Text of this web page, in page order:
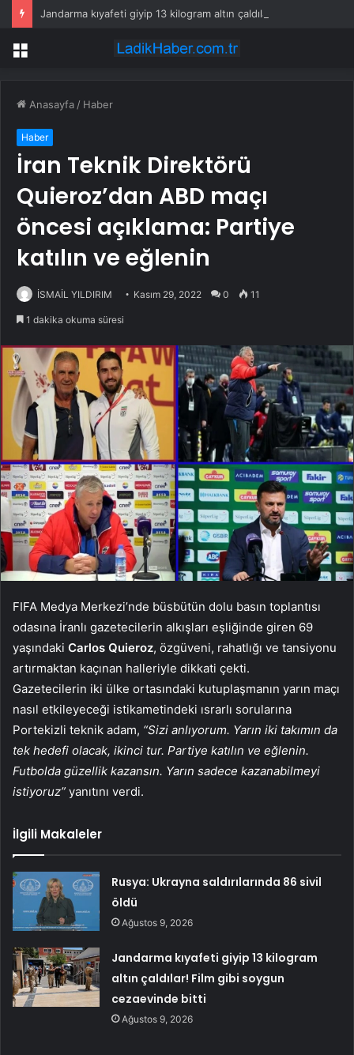
Menü
Anasayfa / Haber
Haber
İran Teknik Direktörü
Quieroz’dan ABD maçı
öncesi açıklama: Partiye
katılın ve eğlenin
İSMAİL YILDIRIM Kasım 29, 2022 0 11
1 dakika okuma süresi
FIFA Medya Merkezi’nde büsbütün dolu basın toplantısı
odasına İranlı gazetecilerin alkışları eşliğinde giren 69
yaşındaki Carlos Quieroz, özgüveni, rahatlığı ve tansiyonu
artırmaktan kaçınan halleriyle dikkati çekti.
Gazetecilerin iki ülke ortasındaki kutuplaşmanın yarın maçı
nasıl etkileyeceği istikametindeki ısrarlı sorularına
Portekizli teknik adam, “Sizi anlıyorum. Yarın iki takımın da
tek hedefi olacak, ikinci tur. Partiye katılın ve eğlenin.
Futbolda güzellik kazansın. Yarın sadece kazanabilmeyi
istiyoruz” yanıtını verdi.
İlgili Makaleler
Rusya: Ukrayna saldırılarında 86 sivil
öldü
Ağustos 9, 2026
Jandarma kıyafeti giyip 13 kilogram
altın çaldılar! Film gibi soygun
cezaevinde bitti
Ağustos 9, 2026